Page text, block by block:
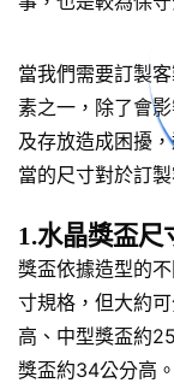
當我們需要訂製
素之一，除了會
及存放造成困擾
當的尺寸對於訂
1.水晶獎盃尺
獎盃依據造型的
寸規格，但大約
高、中型獎盃約
獎盃約34公分高。